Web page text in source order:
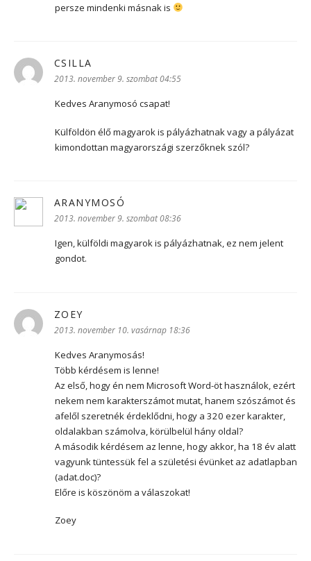
persze mindenki másnak is
CSILLA
2013. november 9. szombat 04:55
Kedves Aranymosó csapat!
Külföldön élő magyarok is pályázhatnak vagy a pályázat
kimondottan magyarországi szerzőknek szól?
ARANYMOSÓ
2013. november 9. szombat 08:36
Igen, külföldi magyarok is pályázhatnak, ez nem jelent
gondot.
ZOEY
2013. november 10. vasárnap 18:36
Kedves Aranymosás!
Több kérdésem is lenne!
Az első, hogy én nem Microsoft Word-öt használok, ezért
nekem nem karakterszámot mutat, hanem szószámot és
afelől szeretnék érdeklődni, hogy a 320 ezer karakter,
oldalakban számolva, körülbelül hány oldal?
A második kérdésem az lenne, hogy akkor, ha 18 év alatt
vagyunk tüntessük fel a születési évünket az adatlapban
(adat.doc)?
Előre is köszönöm a válaszokat!
Zoey